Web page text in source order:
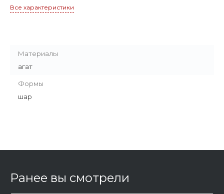
Все характеристики
Материалы
агат
Формы
шар
Ранее вы смотрели